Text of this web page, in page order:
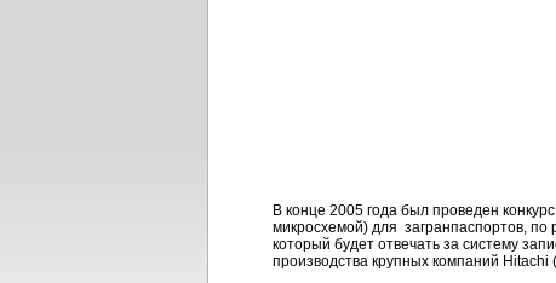
В конце 2005 года был проведен
микросхемой) для загранпаспортов,
который будет отвечать за систему
производства крупных компаний